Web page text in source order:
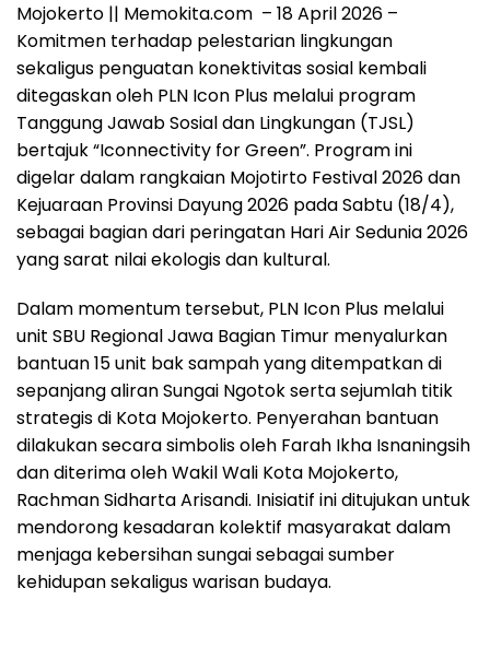
Mojokerto || Memokita.com – 18 April 2026 –
Komitmen terhadap pelestarian lingkungan
sekaligus penguatan konektivitas sosial kembali
ditegaskan oleh PLN Icon Plus melalui program
Tanggung Jawab Sosial dan Lingkungan (TJSL)
bertajuk “Iconnectivity for Green”. Program ini
digelar dalam rangkaian Mojotirto Festival 2026 dan
Kejuaraan Provinsi Dayung 2026 pada Sabtu (18/4),
sebagai bagian dari peringatan Hari Air Sedunia 2026
yang sarat nilai ekologis dan kultural.
Dalam momentum tersebut, PLN Icon Plus melalui
unit SBU Regional Jawa Bagian Timur menyalurkan
bantuan 15 unit bak sampah yang ditempatkan di
sepanjang aliran Sungai Ngotok serta sejumlah titik
strategis di Kota Mojokerto. Penyerahan bantuan
dilakukan secara simbolis oleh Farah Ikha Isnaningsih
dan diterima oleh Wakil Wali Kota Mojokerto,
Rachman Sidharta Arisandi. Inisiatif ini ditujukan untuk
mendorong kesadaran kolektif masyarakat dalam
menjaga kebersihan sungai sebagai sumber
kehidupan sekaligus warisan budaya.